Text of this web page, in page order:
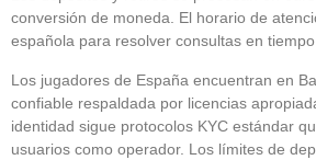
conversión de moneda. El horario de
española para resolver consultas en
Los jugadores de España encuentran en
confiable respaldada por licencias
identidad sigue protocolos KYC estándar
usuarios como operador. Los límites de